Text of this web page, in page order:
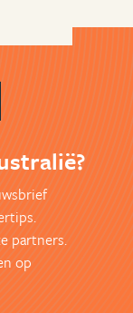
partners.
op